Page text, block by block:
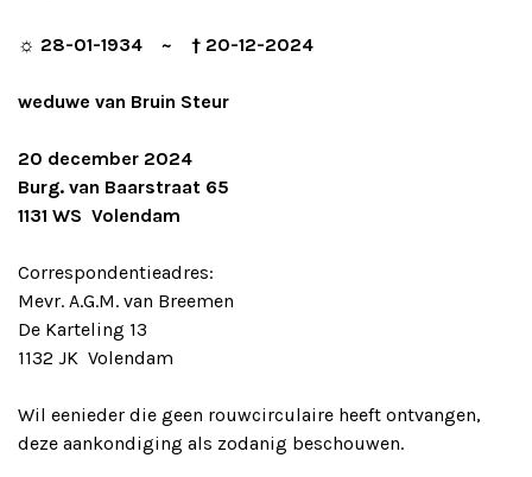
☼ 28-01-1934 ~ † 20-12-2024
weduwe van Bruin Steur
20 december 2024
Burg. van Baarstraat 65
1131 WS Volendam
Correspondentieadres:
Mevr. A.G.M. van Breemen
De Karteling 13
1132 JK Volendam
Wil eenieder die geen rouwcirculaire heeft ontvangen,
deze aankondiging als zodanig beschouwen.